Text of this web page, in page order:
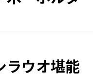
ラウオ堪能